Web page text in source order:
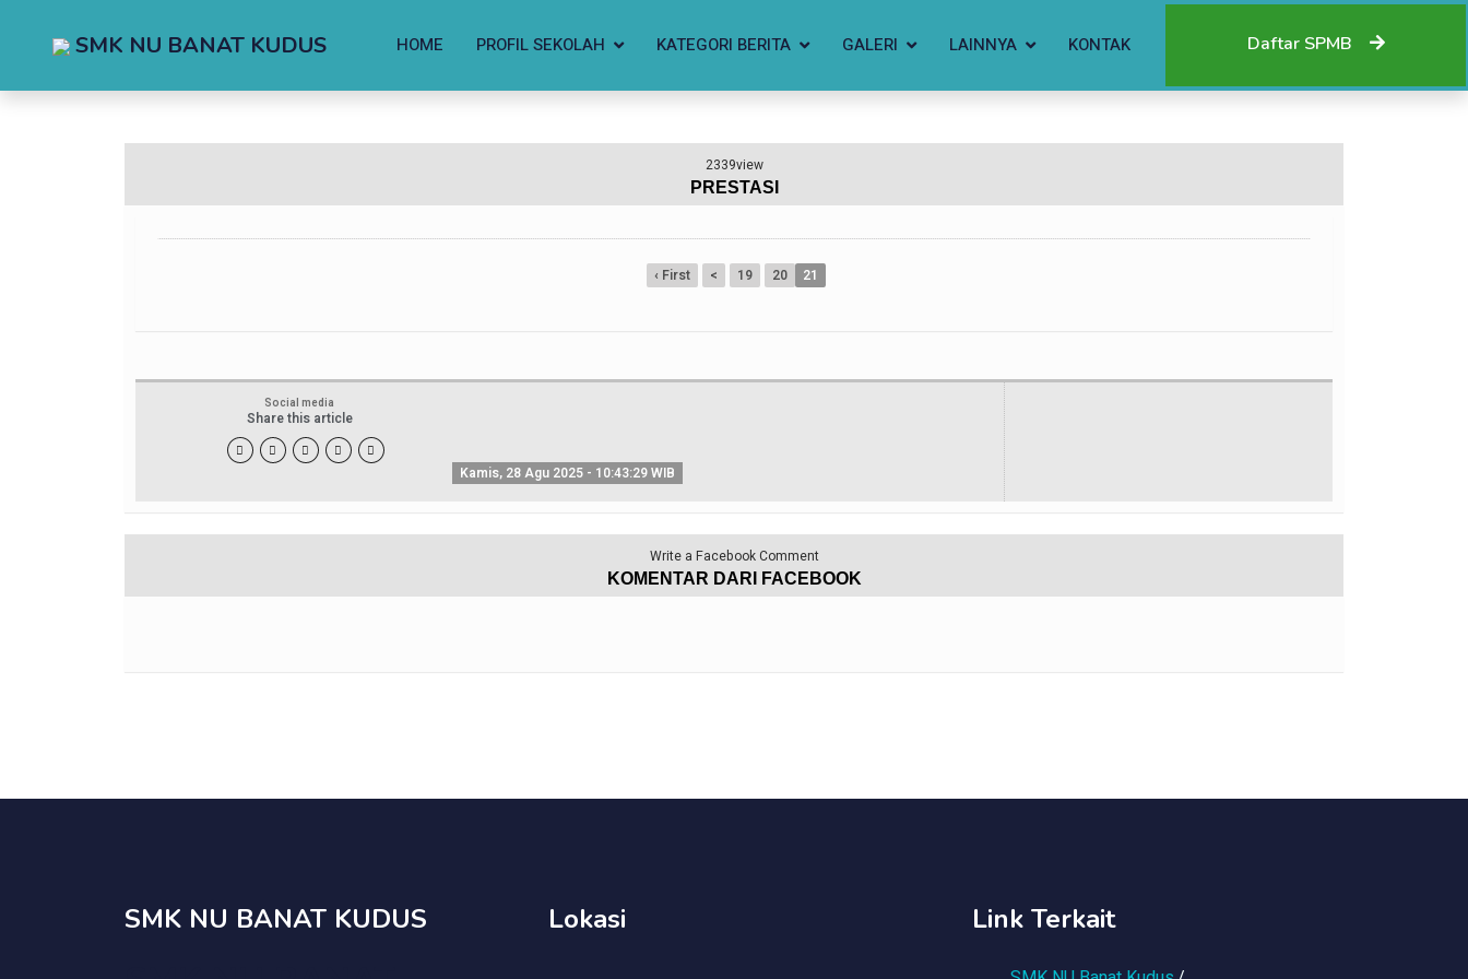
SMK NU BANAT KUDUS HOME PROFIL SEKOLAH KATEGORI BERITA GALERI LAINNYA KONTAK Daftar SPMB
2339view
PRESTASI
‹ First < 19 20 21
Social media
Share this article
    
Kamis, 28 Agu 2025 - 10:43:29 WIB
Write a Facebook Comment
KOMENTAR DARI FACEBOOK
SMK NU BANAT KUDUS Lokasi Link Terkait